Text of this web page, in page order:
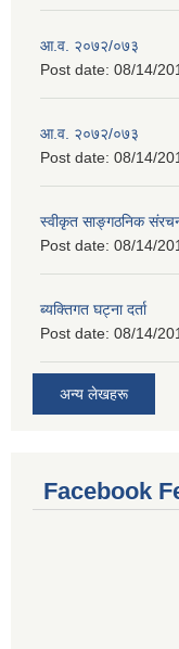
आ.व. २०७२/०७३
Post date: 08/14/
आ.व. २०७२/०७३
Post date: 08/14/
स्वीकृत साङ्गठनिक
Post date: 08/14/
ब्यक्तिगत घट्ना दर्ता
Post date: 08/14/
अन्य लेखहरू
Facebook